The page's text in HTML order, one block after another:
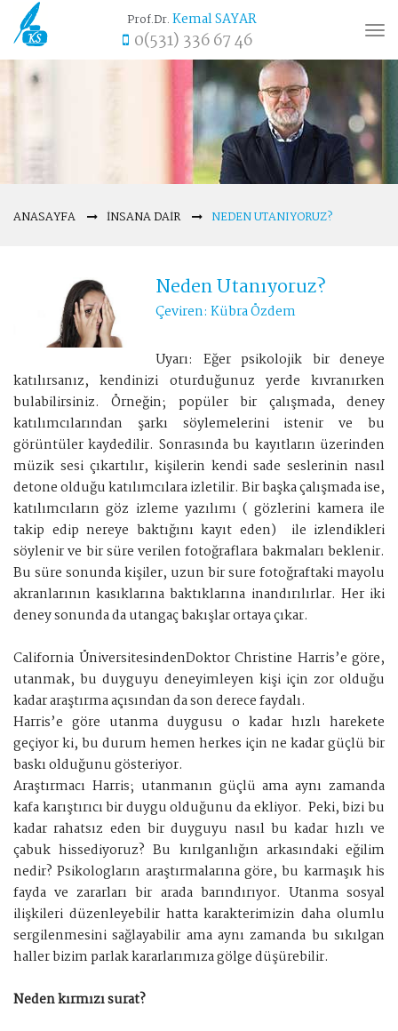
Prof.Dr.Kemal SAYAR
0(531) 336 67 46
ANASAYFA İNSANA DAIR NEDEN UTANIYORUZ?
Neden Utanıyoruz?
Çeviren: Kübra Özdem
Uyarı: Eğer psikolojik bir deneye
katılırsanız, kendinizi oturduğunuz yerde kıvranırken
bulabilirsiniz. Örneğin; popüler bir çalışmada, deney
katılımcılarından şarkı söylemelerini istenir ve bu
görüntüler kaydedilir. Sonrasında bu kayıtların üzerinden
müzik sesi çıkartılır, kişilerin kendi sade seslerinin nasıl
detone olduğu katılımcılara izletilir. Bir başka çalışmada ise,
katılımcıların göz izleme yazılımı ( gözlerini kamera ile
takip edip nereye baktığını kayıt eden) ile izlendikleri
söylenir ve bir süre verilen fotoğraflara bakmaları beklenir.
Bu süre sonunda kişiler, uzun bir sure fotoğraftaki mayolu
akranlarının kasıklarına baktıklarına inandırılırlar. Her iki
deney sonunda da utangaç bakışlar ortaya çıkar.
California ÜniversitesindenDoktor Christine Harris’e göre,
utanmak, bu duyguyu deneyimleyen kişi için zor olduğu
kadar araştırma açısından da son derece faydalı.
Harris’e göre utanma duygusu o kadar hızlı harekete
geçiyor ki, bu durum hemen herkes için ne kadar güçlü bir
baskı olduğunu gösteriyor.
Araştırmacı Harris; utanmanın güçlü ama aynı zamanda
kafa karıştırıcı bir duygu olduğunu da ekliyor. Peki, bizi bu
kadar rahatsız eden bir duyguyu nasıl bu kadar hızlı ve
çabuk hissediyoruz? Bu kırılganlığın arkasındaki eğilim
nedir? Psikologların araştırmalarına göre, bu karmaşık his
fayda ve zararları bir arada barındırıyor. Utanma sosyal
ilişkileri düzenleyebilir hatta karakterimizin daha olumlu
sergilenmesini sağlayabilir ama aynı zamanda bu sıkılgan
haller bizim parlak kararlarımıza gölge düşürebilir.
Neden kırmızı surat?